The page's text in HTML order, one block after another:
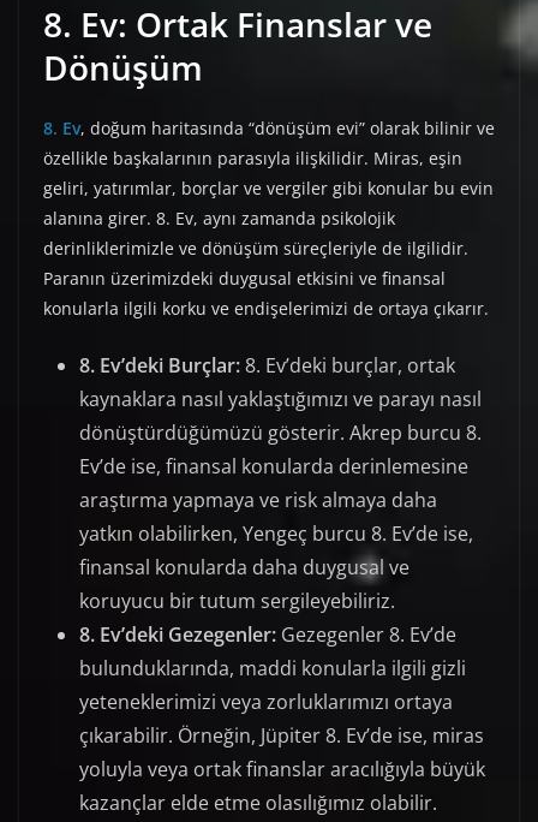
8. Ev: Ortak Finanslar ve
Dönüşüm
8. Ev, doğum haritasında “dönüşüm evi” olarak bilinir ve
özellikle başkalarının parasıyla ilişkilidir. Miras, eşin
geliri, yatırımlar, borçlar ve vergiler gibi konular bu evin
alanına girer. 8. Ev, aynı zamanda psikolojik
derinliklerimizle ve dönüşüm süreçleriyle de ilgilidir.
Paranın üzerimizdeki duygusal etkisini ve finansal
konularla ilgili korku ve endişelerimizi de ortaya çıkarır.
8. Ev’deki Burçlar:8. Ev’deki burçlar, ortak
kaynaklara nasıl yaklaştığımızı ve parayı nasıl
dönüştürdüğümüzü gösterir. Akrep burcu 8.
Ev’de ise, finansal konularda derinlemesine
araştırma yapmaya ve risk almaya daha
yatkın olabilirken, Yengeç burcu 8. Ev’de ise,
finansal konularda daha duygusal ve
koruyucu bir tutum sergileyebiliriz.
8. Ev’deki Gezegenler: Gezegenler 8. Ev’de
bulunduklarında, maddi konularla ilgili gizli
yeteneklerimizi veya zorluklarımızı ortaya
çıkarabilir. Örneğin, Jüpiter 8. Ev’de ise, miras
yoluyla veya ortak finanslar aracılığıyla büyük
kazançlar elde etme olasılığımız olabilir.